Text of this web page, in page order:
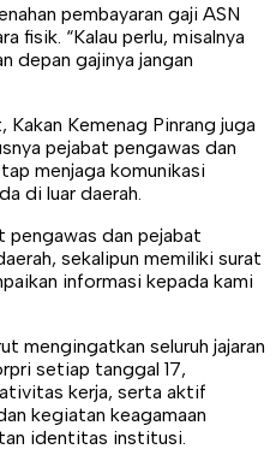
pembayaran gaji ASN
fisik. “Kalau perlu, misalnya
depan gajinya jangan
Kemenag Pinrang juga
pejabat pengawas dan
menjaga komunikasi
di luar daerah.
pengawas dan pejabat
sekalipun memiliki surat
informasi kepada kami
mengingatkan seluruh jajaran
setiap tanggal 17,
kerja, serta aktif
kegiatan keagamaan
identitas institusi.